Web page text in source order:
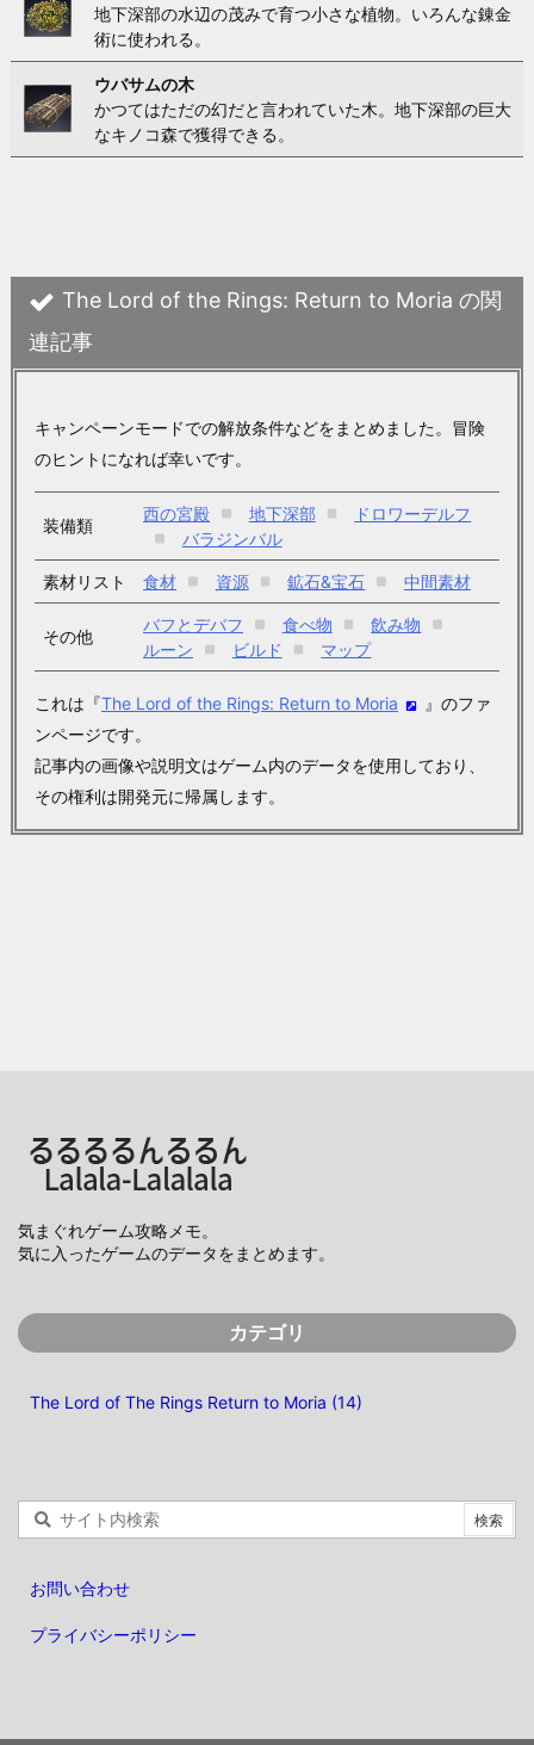
地下深部の水辺の茂みで育つ小さな植物。いろんな錬金
術に使われる。
ウバサムの木
かつてはただの幻だと言われていた木。地下深部の巨大
なキノコ森で獲得できる。
The Lord of the Rings: Return to Moria の関
連記事
キャンペーンモードでの解放条件などをまとめました。冒険
のヒントになれば幸いです。
装備類
西の宮殿 地下深部
ドロワーデルフ
バラジンバル
素材リスト 食材 資源 鉱石&宝石 中間素材
その他
バフとデバフ 食べ物
飲み物
ルーン
ビルド マップ
これは『The Lord of the Rings: Return to Moria
』のファ
ンページです。
記事内の画像や説明文はゲーム内のデータを使用しており、
その権利は開発元に帰属します。
気まぐれゲーム攻略メモ。
気に入ったゲームのデータをまとめます。
カテゴリ
The Lord of The Rings Return to Moria (14)
お問い合わせ
プライバシーポリシー